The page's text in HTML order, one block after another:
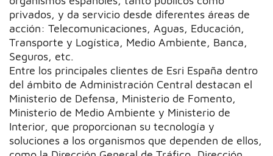
privados, y da servicio desde diferentes áreas de
acción: Telecomunicaciones, Aguas, Educación,
Transporte y Logística, Medio Ambiente, Banca,
Seguros, etc.
Entre los principales clientes de Esri España dentro
del ámbito de Administración Central destacan el
Ministerio de Defensa, Ministerio de Fomento,
Ministerio de Medio Ambiente y Ministerio de
Interior, que proporcionan su tecnología y
soluciones a los organismos que dependen de ellos,